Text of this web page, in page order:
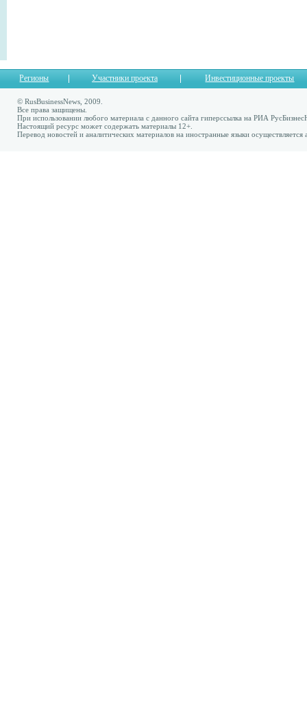
Регионы Участники проекта Инвестиционные проекты
© RusBusinessNews, 2009.
Все права защищены.
При использовании любого материала с данного сайта гиперссылка на РИА
Настоящий ресурс может содержать материалы 12+.
Перевод новостей и аналитических материалов на иностранные языки осуществляется